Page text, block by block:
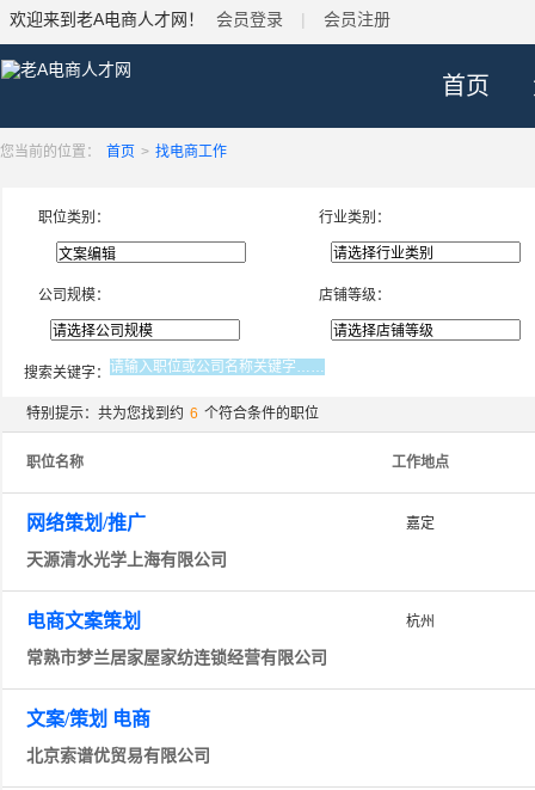
欢迎来到老A电商人才网！ 会员登录 | 会员注册
首页
您当前的位置： 首页 > 找电商工作
职位类别： 行业类别：
公司规模： 店铺等级：
搜索关键字：
特别提示：共为您找到约 6 个符合条件的职位
职位名称 工作地点
网络策划/推广
天源清水光学上海有限公司
嘉定
电商文案策划
常熟市梦兰居家屋家纺连锁经营有限公司
杭州
文案/策划 电商
北京索谱优贸易有限公司